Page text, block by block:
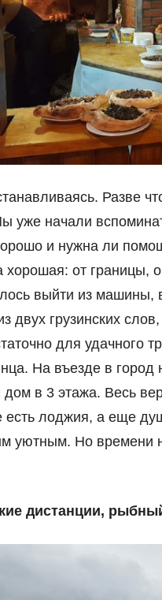
Разве
начали
и нужна ли
от границы,
выйти из машины,
двух грузинских
для удачного
На въезде в город
в 3 этажа. Весь
лоджия, а еще
уютным. Но времени
дистанции,